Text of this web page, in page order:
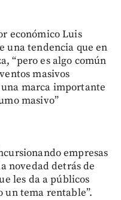
económico Luis
una tendencia que en
“pero es algo común
masivos
marca importante
masivo”
empresas
novedad detrás de
les da a públicos
un tema rentable”.